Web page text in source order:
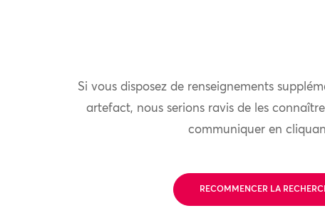
Si vous disposez de renseignements
artefact, nous serions ravis de les
communiquer en
RECOMMENCER LA